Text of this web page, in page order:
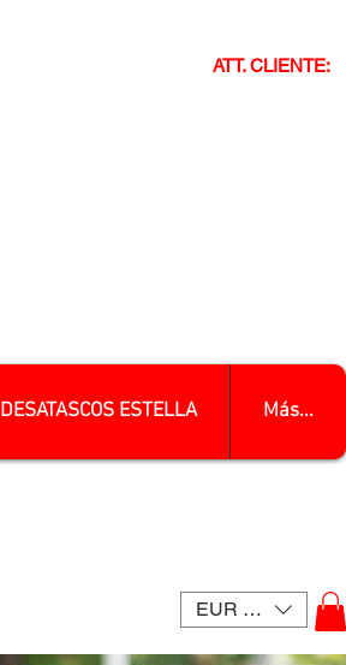
ATT. CLIENTE:
DESATASCOS ESTELLA Más...
EUR (€)